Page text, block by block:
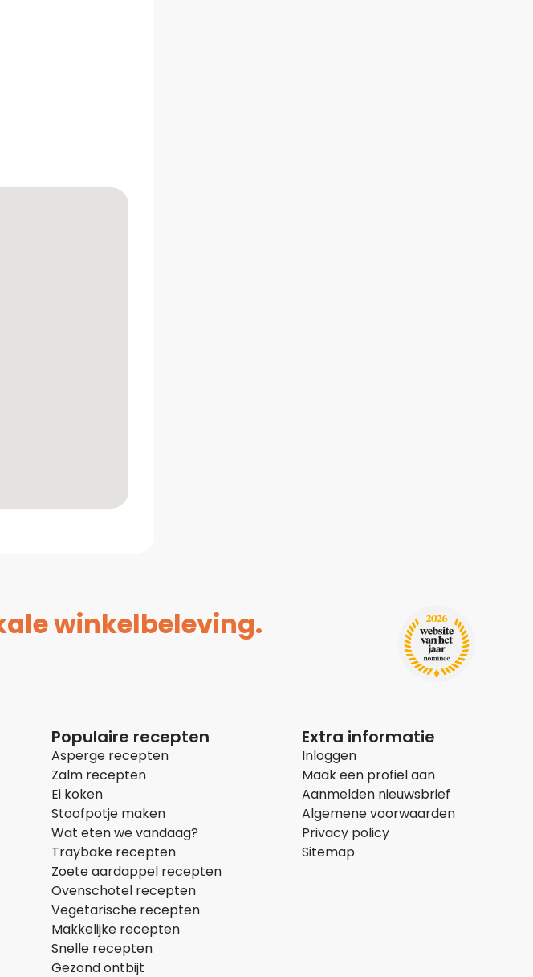
winkelbeleving.
Populaire recepten
Asperge recepten
Zalm recepten
Ei koken
Stoofpotje maken
Wat eten we vandaag?
Traybake recepten
Zoete aardappel recepten
Ovenschotel recepten
Vegetarische recepten
Makkelijke recepten
Snelle recepten
Gezond ontbijt
Extra informatie
Inloggen
Maak een profiel aan
Aanmelden nieuwsbrief
Algemene voorwaarden
Privacy policy
Sitemap